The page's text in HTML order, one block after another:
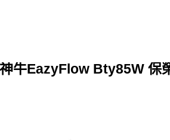
牛EazyFlow Bty85W 保